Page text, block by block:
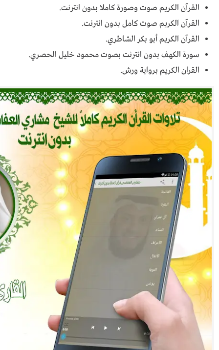
القرآن الكريم صوت وصورة كاملا بدون انترنت.
القرآن الكريم صوت كامل بدون انترنت.
القرآن الكريم أبو بكر الشاطري.
سورة الكهف بدون انترنت بصوت محمود خليل الحصري.
القران الكريم برواية ورش.